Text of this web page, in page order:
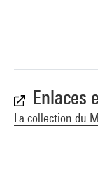
Enlaces
La collection du